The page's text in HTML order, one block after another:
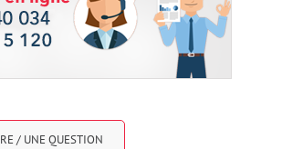
/ UNE QUESTION